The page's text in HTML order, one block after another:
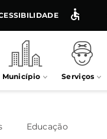
Município Serviços
Educação